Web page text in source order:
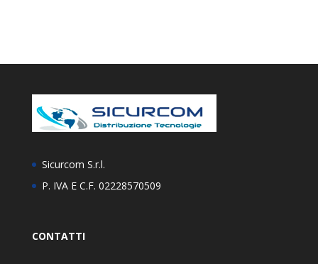
Sicurcom S.r.l.
P. IVA E C.F. 02228570509
CONTATTI